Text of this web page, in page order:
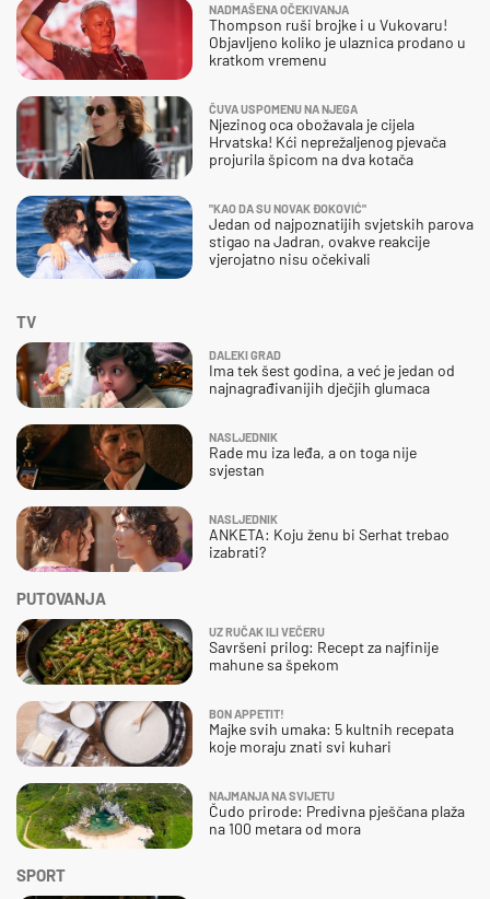
NADMAŠENA OČEKIVANJA
Thompson ruši brojke i u Vukovaru!
Objavljeno koliko je ulaznica prodano u
kratkom vremenu
ČUVA USPOMENU NA NJEGA
Njezinog oca obožavala je cijela
Hrvatska! Kći neprežaljenog pjevača
projurila špicom na dva kotača
"KAO DA SU NOVAK ĐOKOVIĆ"
Jedan od najpoznatijih svjetskih parova
stigao na Jadran, ovakve reakcije
vjerojatno nisu očekivali
SPORT
TV
DALEKI GRAD
Ima tek šest godina, a već je jedan od
najnagrađivanijih dječjih glumaca
NASLJEDNIK
Rade mu iza leđa, a on toga nije
svjestan
NASLJEDNIK
ANKETA: Koju ženu bi Serhat trebao
izabrati?
PUTOVANJA
UZ RUČAK ILI VEČERU
Savršeni prilog: Recept za najfinije
mahune sa špekom
BON APPETIT!
Majke svih umaka: 5 kultnih recepata
koje moraju znati svi kuhari
NAJMANJA NA SVIJETU
Čudo prirode: Predivna pješčana plaža
na 100 metara od mora